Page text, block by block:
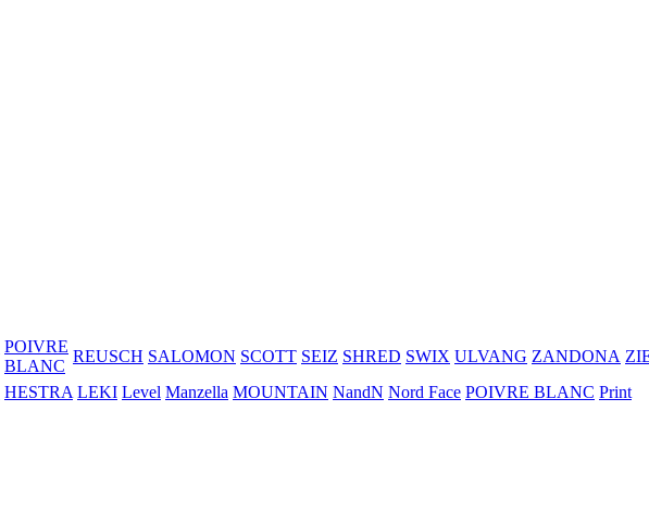
POIVRE
BLANC
REUSCH SALOMON SCOTT SEIZ SHRED SWIX ULVANG ZANDONA
HESTRA LEKI Level Manzella MOUNTAIN NandN Nord Face POIVRE BLANC Print